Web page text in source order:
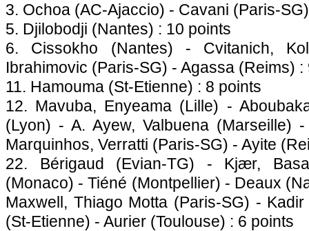
3. Ochoa (AC-Ajaccio) - Cavani (Paris-
5. Djilobodji (Nantes) : 10 points
6. Cissokho (Nantes) - Cvitanich,
Ibrahimovic (Paris-SG) - Agassa (Reims) :
11. Hamouma (St-Etienne) : 8 points
12. Mavuba, Enyeama (Lille) -
(Lyon) - A. Ayew, Valbuena (Marseille) -
Marquinhos, Verratti (Paris-SG) - Ayite
22. Bérigaud (Evian-TG) - Kjær,
(Monaco) - Tiéné (Montpellier) - Deaux (
Maxwell, Thiago Motta (Paris-SG) - Kadir
(St-Etienne) - Aurier (Toulouse) : 6 points